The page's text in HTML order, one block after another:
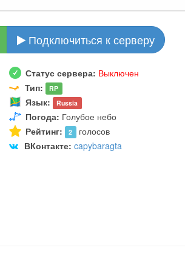
Подключиться к серверу
Статус сервера: Выключен
Тип: RP
Язык: Russia
Погода: Голубое небо
Рейтинг: 2 голосов
ВКонтакте: capybaragta